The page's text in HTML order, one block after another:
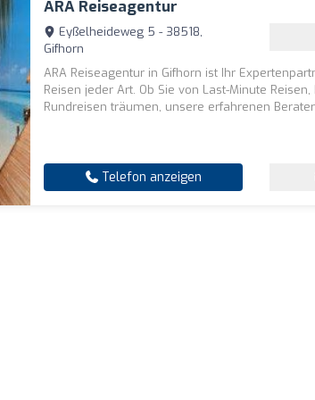
ARA Reiseagentur
Eyßelheideweg 5 - 38518,
Gifhorn
ARA Reiseagentur in Gifhorn ist Ihr
Reisen jeder Art. Ob Sie von Last-Minute
Rundreisen träumen, unsere erfahrenen
Telefon anzeigen